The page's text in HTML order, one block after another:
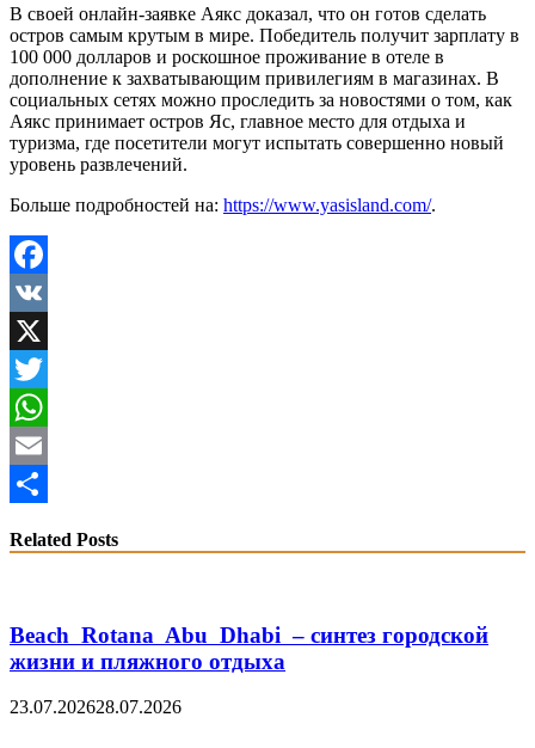
В своей онлайн-заявке Аякс доказал, что он готов сделать
остров самым крутым в мире. Победитель получит зарплату в
100 000 долларов и роскошное проживание в отеле в
дополнение к захватывающим привилегиям в магазинах. В
социальных сетях можно проследить за новостями о том, как
Аякс принимает остров Яс, главное место для отдыха и
туризма, где посетители могут испытать совершенно новый
уровень развлечений.
Больше подробностей на: https://www.yasisland.com/.
Facebook
VK
X
Twitter
WhatsApp
Email
Related Posts
Beach Rotana Abu Dhabi – синтез городской
жизни и пляжного отдыха
23.07.202628.07.2026